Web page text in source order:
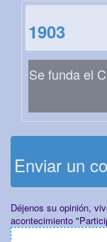
1903
Se funda el
Enviar un
Déjenos su opinión,
acontecimiento